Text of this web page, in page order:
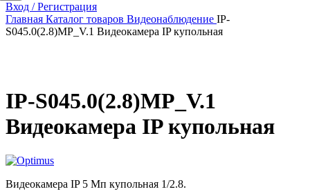
Вход / Регистрация
Главная Каталог товаров Видеонаблюдение IP-
S045.0(2.8)MP_V.1 Видеокамера IP купольная
IP-S045.0(2.8)MP_V.1
Видеокамера IP купольная
Видеокамера IP 5 Мп купольная 1/2.8.